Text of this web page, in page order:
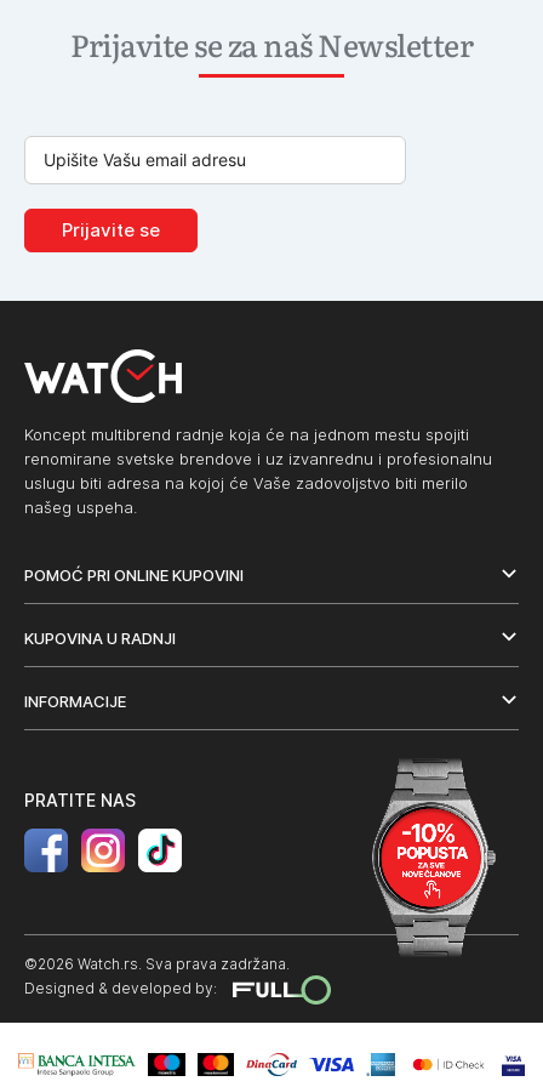
Prijavite se za naš Newsletter
Prijavite se
Koncept multibrend radnje koja će na jednom mestu spojiti
renomirane svetske brendove i uz izvanrednu i profesionalnu
uslugu biti adresa na kojoj će Vaše zadovoljstvo biti merilo
našeg uspeha.
POMOĆ PRI ONLINE KUPOVINI
KUPOVINA U RADNJI
INFORMACIJE
PRATITE NAS
©2026 Watch.rs. Sva prava zadržana.
Designed & developed by: